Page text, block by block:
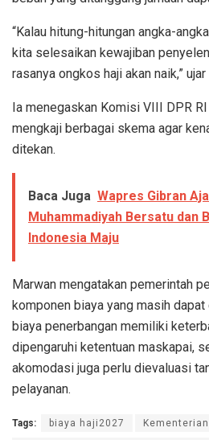
“Kalau hitung-hitungan angka-
kita selesaikan kewajiban
rasanya ongkos haji akan naik,”
Ia menegaskan Komisi VIII DPR
mengkaji berbagai skema agar
ditekan.
Baca Juga Wapres Gibran
Muhammadiyah Bersatu dan
Indonesia Maju
Marwan mengatakan pemerintah
komponen biaya yang masih
biaya penerbangan memiliki
dipengaruhi ketentuan maskapai,
akomodasi juga perlu dievaluasi
pelayanan.
Tags: biaya haji2027